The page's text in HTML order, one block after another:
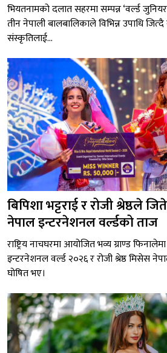
भियतनामको दलात सहरमा सम्पन्न ‘वर्ल्ड
तीन नेपाली बालबालिकाले विभिन्न उपाधि
संस्कृतिलाई...
बिपिशा भट्टराई र रोजी श्रेष्ठले
नेपाल इन्टरनेशनल वर्ल्डको ताज
राष्ट्रिय नाचघरमा आयोजित भव्य ग्राण्ड
इन्टरनेशनल वर्ल्ड २०२६ र रोजी श्रेष्ठ मिसेस
घोषित भए।